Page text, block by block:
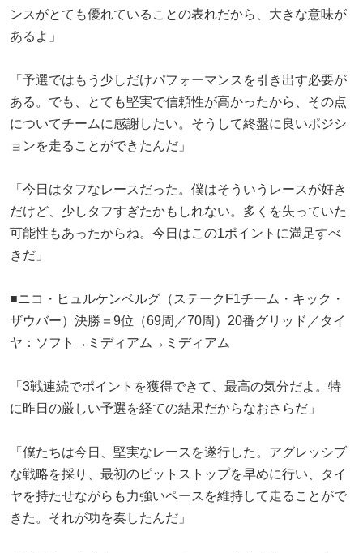
ンスがとても優れていることの表れだから、大きな意味が
あるよ」
「予選ではもう少しだけパフォーマンスを引き出す必要が
ある。でも、とても堅実で信頼性が高かったから、その点
についてチームに感謝したい。そうして終盤に良いポジシ
ョンを走ることができたんだ」
「今日はタフなレースだった。僕はそういうレースが好き
だけど、少しタフすぎたかもしれない。多くを失っていた
可能性もあったからね。今日はこの1ポイントに満足すべ
きだ」
■ニコ・ヒュルケンベルグ（ステークF1チーム・キック・
ザウバー）決勝＝9位（69周／70周）20番グリッド／タイ
ヤ：ソフト→ミディアム→ミディアム
「3戦連続でポイントを獲得できて、最高の気分だよ。特
に昨日の厳しい予選を経ての結果だからなおさらだ」
「僕たちは今日、堅実なレースを遂行した。アグレッシブ
な戦略を採り、最初のピットストップを早めに行い、タイ
ヤを持たせながらも力強いペースを維持して走ることがで
きた。それが功を奏したんだ」